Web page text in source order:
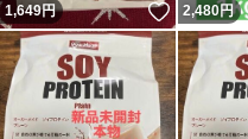
1,649円 いいね！
2,480円